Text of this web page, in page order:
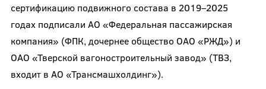
сертификацию подвижного состава в 2019–2025
годах подписали АО «Федеральная пассажирская
компания» (ФПК, дочернее общество ОАО «РЖД») и
ОАО «Тверской вагоностроительный завод» (ТВЗ,
входит в АО «Трансмашхолдинг»).